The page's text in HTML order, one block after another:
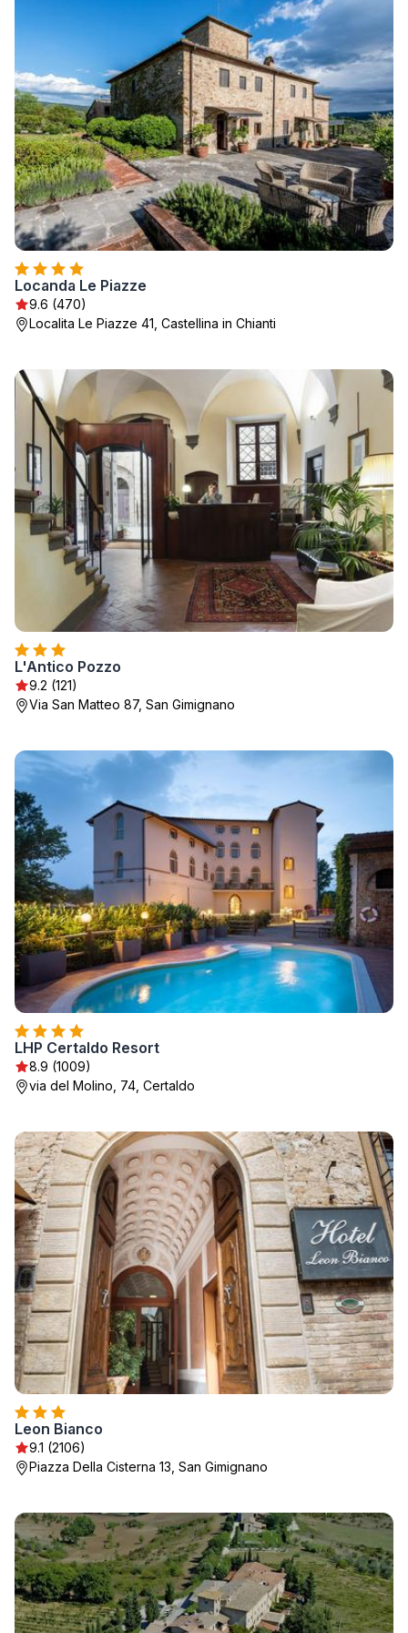
Locanda Le Piazze
9.6 (470)
Localita Le Piazze 41, Castellina in Chianti
L'Antico Pozzo
9.2 (121)
Via San Matteo 87, San Gimignano
LHP Certaldo Resort
8.9 (1009)
via del Molino, 74, Certaldo
Leon Bianco
9.1 (2106)
Piazza Della Cisterna 13, San Gimignano